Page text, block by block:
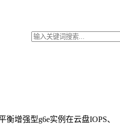
增强型g6e实例在云盘IOPS、